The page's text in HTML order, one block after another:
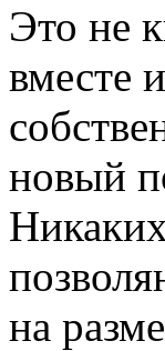
Это не
вместе
новый
на